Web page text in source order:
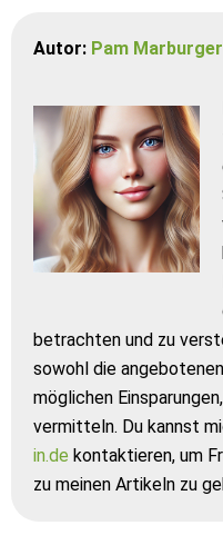
Autor: Pam Marburger
betrachten und zu
sowohl die
möglichen
vermitteln. Du kannst
in.de kontaktieren, um
zu meinen Artikeln zu